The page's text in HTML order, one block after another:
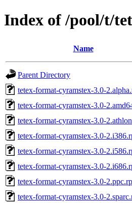
Index of /pool/t/
Name
Parent Directory
tetex-format-cyramstex-3.0-
tetex-format-cyramstex-3.0-
tetex-format-cyramstex-3.0-
tetex-format-cyramstex-3.0-
tetex-format-cyramstex-3.0-
tetex-format-cyramstex-3.0-
tetex-format-cyramstex-3.0-
tetex-format-cyramstex-3.0-